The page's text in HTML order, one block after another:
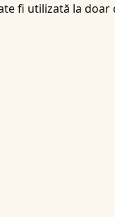
fi utilizată la